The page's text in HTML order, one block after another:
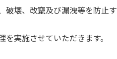
破壊、改竄及び漏洩等を防止す
実施させていただきます。